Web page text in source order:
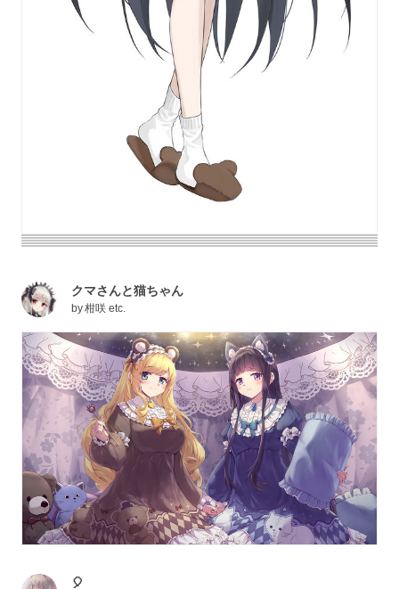
クマさんと猫ちゃん
by柑咲 etc.
🎈